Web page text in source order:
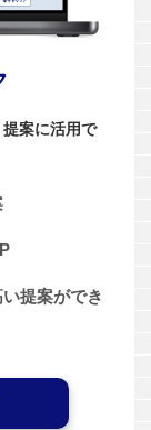
案に活用で
提案ができ